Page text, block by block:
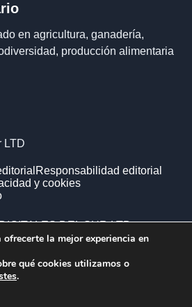
en agricultura, ganadería,
producción alimentaria
LTD
Responsabilidad editorial
y cookies
DEL SUR LTD ·
y Gales.
la mejor experiencia en
qué cookies utilizamos o
.